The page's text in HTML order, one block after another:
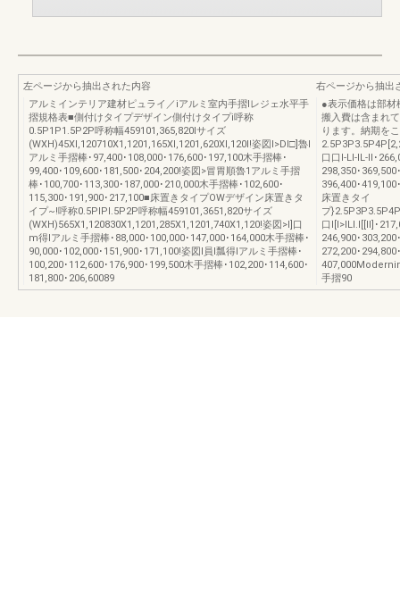
左ページから抽出された内容
アルミインテリア建材ピュライ／iアルミ室内手摺Iレジェ水平手
摺規格表■側付けタイプデザイン側付けタイプi呼称
0.5P1P1.5P2P呼称幅459101,365,820Iサイズ
(WXH)45Xl,120710X1,1201,165Xl,1201,620Xl,120I!姿図I>DI□]魯l
アルミ手摺棒･97,400･108,000･176,600･197,100木手摺棒･
99,400･109,600･181,500･204,200!姿図>冒胃順魯1アルミ手摺
棒･100,700･113,300･187,000･210,000木手摺棒･102,600･
115,300･191,900･217,100■床置きタイプOWデザイン床置きタ
イプ~!呼称0.5PlPl.5P2P呼称幅459101,3651,820サイズ
(WXH)565X1,120830X1,1201,285X1,1201,740X1,120!姿図>I]口
m得lアルミ手摺棒･88,000･100,000･147,000･164,000木手摺棒･
90,000･102,000･151,900･171,100!姿図I員I瓢得lアルミ手摺棒･
100,200･112,600･176,900･199,500木手摺棒･102,200･114,600･
181,800･206,60089
右ページから抽出
●表示価格は部材
搬入費は含まれ
ります。納期を
口口I-Ll-IL-Il･
298,350･
396,400･
床置きタイ
プ
口I[I>ILl.I[[II]･
246,900･
272,200･
手摺90